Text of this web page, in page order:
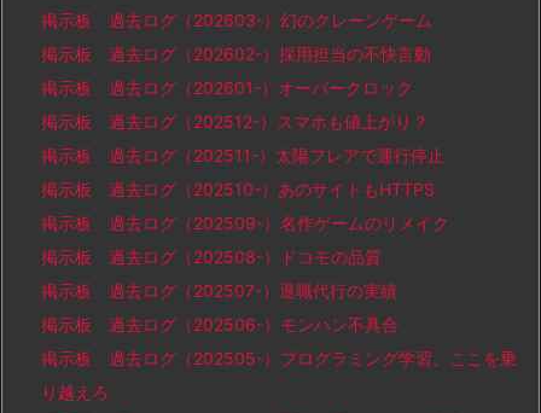
掲示板 過去ログ（202603-）幻のクレーンゲーム
掲示板 過去ログ（202602-）採用担当の不快言動
掲示板 過去ログ（202601-）オーバークロック
掲示板 過去ログ（202512-）スマホも値上がり？
掲示板 過去ログ（202511-）太陽フレアで運行停止
掲示板 過去ログ（202510-）あのサイトもHTTPS
掲示板 過去ログ（202509-）名作ゲームのリメイク
掲示板 過去ログ（202508-）ドコモの品質
掲示板 過去ログ（202507-）退職代行の実績
掲示板 過去ログ（202506-）モンハン不具合
掲示板 過去ログ（202505-）プログラミング学習、ここを乗
り越えろ